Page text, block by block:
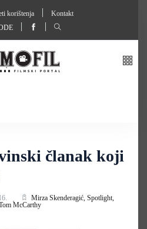
korištenja
Kontakt
članak koji
Mirza Skenderagić, Spotlight,
McCarthy